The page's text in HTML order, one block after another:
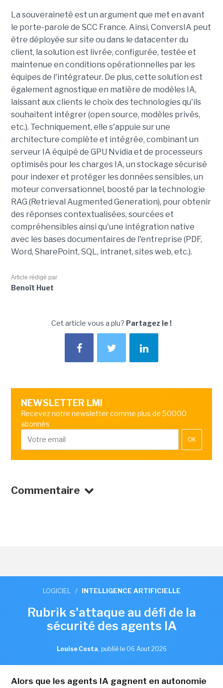
La souveraineté est un argument que met en avant
le porte-parole de SCC France. Ainsi, ConversIA peut
être déployée sur site ou dans le datacenter du
client, la solution est livrée, configurée, testée et
maintenue en conditions opérationnelles par les
équipes de l'intégrateur. De plus, cette solution est
également agnostique en matière de modèles IA,
laissant aux clients le choix des technologies qu'ils
souhaitent intégrer (open source, modèles privés,
etc.). Techniquement, elle s'appuie sur une
architecture complète et intégrée, combinant un
serveur IA équipé de GPU Nvidia et de processeurs
optimisés pour les charges IA, un stockage sécurisé
pour indexer et protéger les données sensibles, un
moteur conversationnel, boosté par la technologie
RAG (Retrieval Augmented Generation), pour obtenir
des réponses contextualisées, sourcées et
compréhensibles ainsi qu'une intégration native
avec les bases documentaires de l'entreprise (PDF,
Word, SharePoint, SQL, intranet, sites web, etc.).
Article rédigé par
Benoît Huet
Cet article vous a plu? Partagez le !
NEWSLETTER LMI
Recevez notre newsletter comme plus de 50000
abonnés
OK
Commentaire
LOGICIEL / INTELLIGENCE ARTIFICIELLE
Rubrik s'attaque au défi de la
sécurité des agents IA
Louise Costa, publié le 06 Aout 2026
Alors que les agents IA gagnent en autonomie